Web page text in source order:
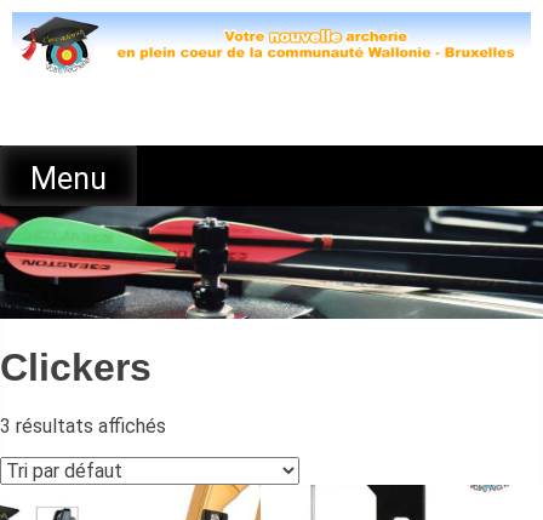
Skip
to
content
Menu
Clickers
3 résultats affichés